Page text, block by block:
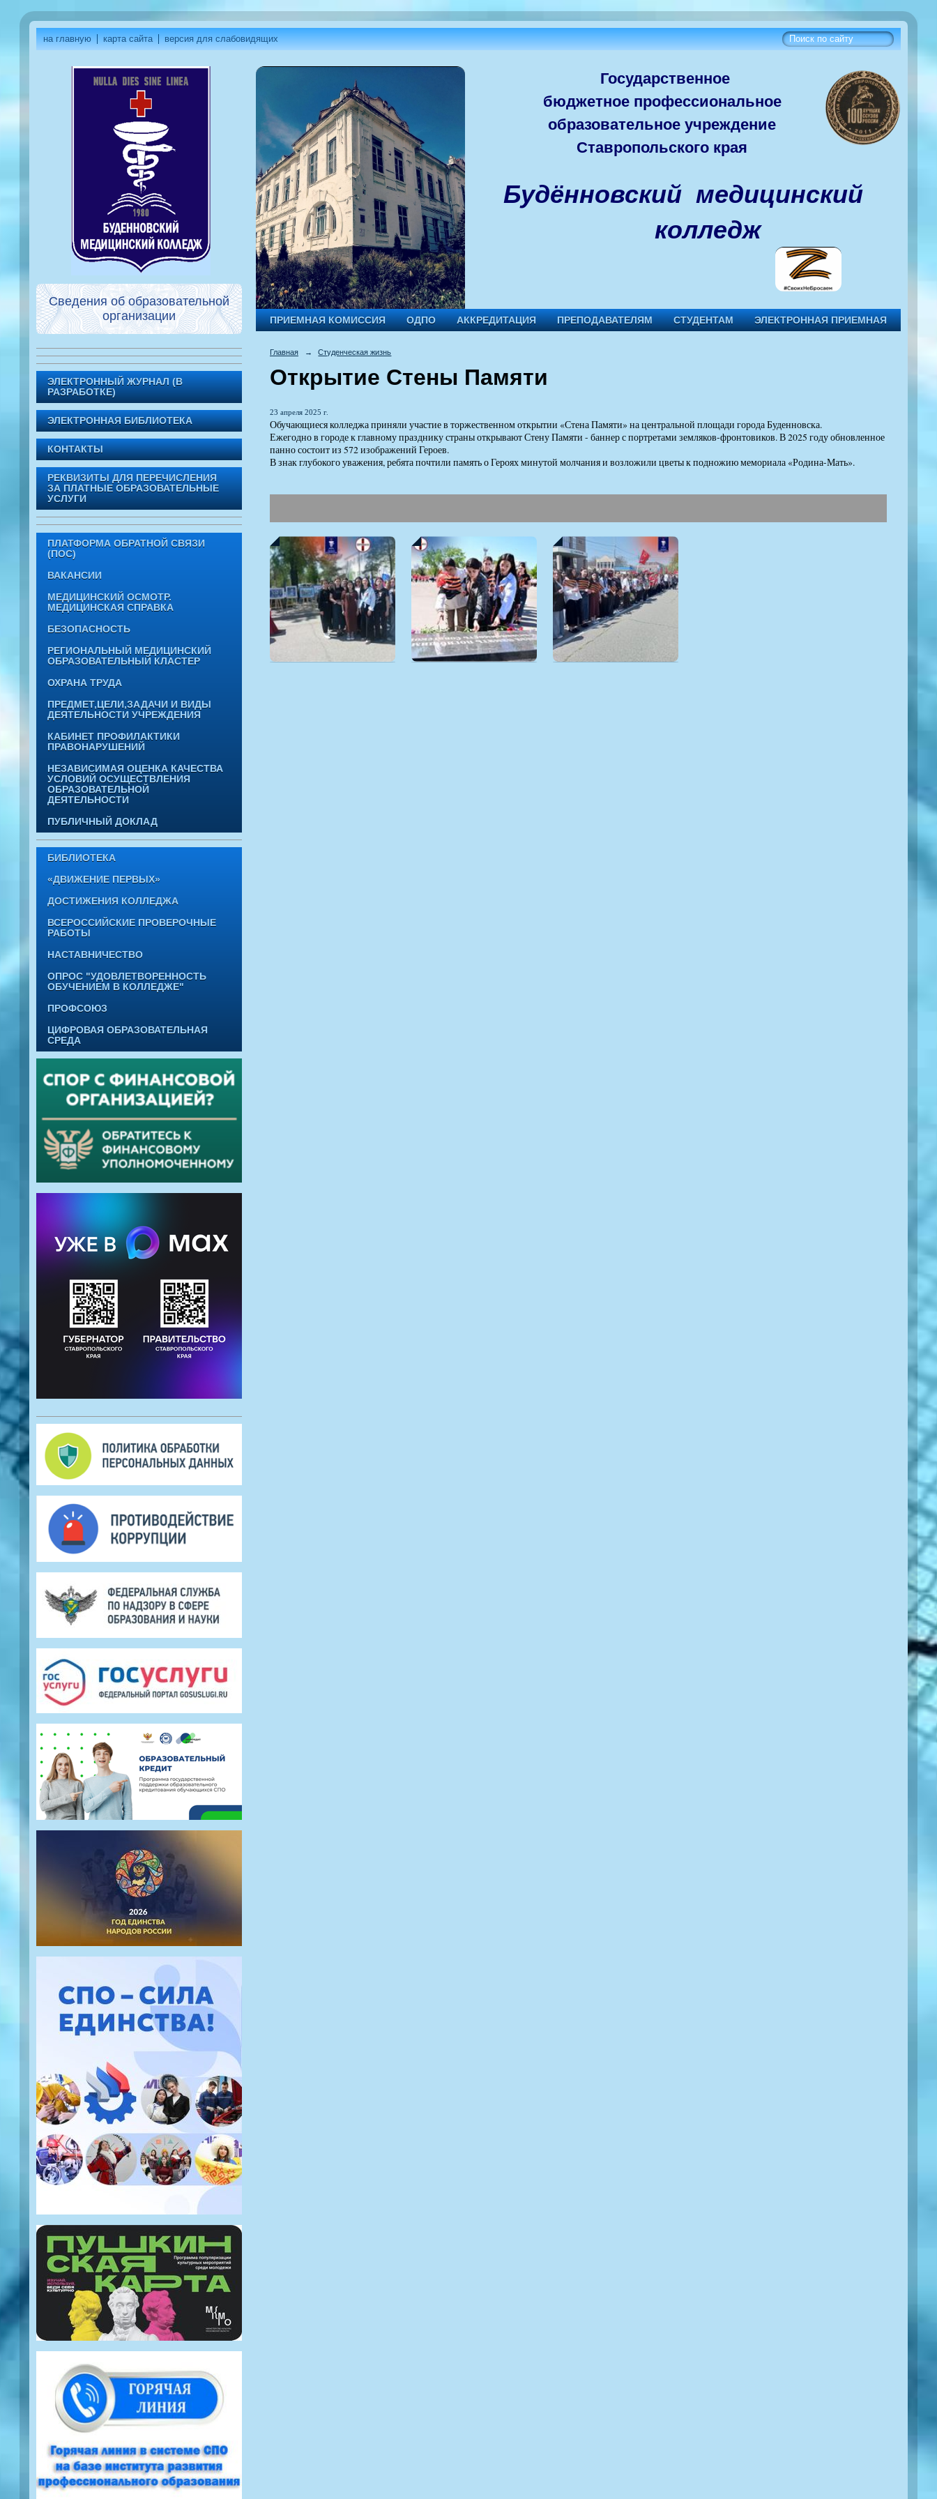
на главную карта сайта версия для слабовидящих
Сведения об образовательной
организации
ЭЛЕКТРОННЫЙ ЖУРНАЛ (В
РАЗРАБОТКЕ)
ЭЛЕКТРОННАЯ БИБЛИОТЕКА
КОНТАКТЫ
РЕКВИЗИТЫ ДЛЯ ПЕРЕЧИСЛЕНИЯ
ЗА ПЛАТНЫЕ ОБРАЗОВАТЕЛЬНЫЕ
УСЛУГИ
ПЛАТФОРМА ОБРАТНОЙ СВЯЗИ
(ПОС)
ВАКАНСИИ
МЕДИЦИНСКИЙ ОСМОТР.
МЕДИЦИНСКАЯ СПРАВКА
БЕЗОПАСНОСТЬ
РЕГИОНАЛЬНЫЙ МЕДИЦИНСКИЙ
ОБРАЗОВАТЕЛЬНЫЙ КЛАСТЕР
ОХРАНА ТРУДА
ПРЕДМЕТ,ЦЕЛИ,ЗАДАЧИ И ВИДЫ
ДЕЯТЕЛЬНОСТИ УЧРЕЖДЕНИЯ
КАБИНЕТ ПРОФИЛАКТИКИ
ПРАВОНАРУШЕНИЙ
НЕЗАВИСИМАЯ ОЦЕНКА КАЧЕСТВА
УСЛОВИЙ ОСУЩЕСТВЛЕНИЯ
ОБРАЗОВАТЕЛЬНОЙ
ДЕЯТЕЛЬНОСТИ
ПУБЛИЧНЫЙ ДОКЛАД
БИБЛИОТЕКА
«ДВИЖЕНИЕ ПЕРВЫХ»
ДОСТИЖЕНИЯ КОЛЛЕДЖА
ВСЕРОССИЙСКИЕ ПРОВЕРОЧНЫЕ
РАБОТЫ
НАСТАВНИЧЕСТВО
ОПРОС "УДОВЛЕТВОРЕННОСТЬ
ОБУЧЕНИЕМ В КОЛЛЕДЖЕ"
ПРОФСОЮЗ
ЦИФРОВАЯ ОБРАЗОВАТЕЛЬНАЯ
СРЕДА
Государственное
бюджетноепрофессиональное
образовательное учреждение
Ставропольского края
Будённовский медицинский
колледж
ПРИЕМНАЯ КОМИССИЯ ОДПО АККРЕДИТАЦИЯ ПРЕПОДАВАТЕЛЯМ СТУДЕНТАМ ЭЛЕКТРОННАЯ ПРИЕМНАЯ
Главная → Студенческая жизнь
Открытие Стены Памяти
23 апреля 2025 г.
Обучающиеся колледжа приняли участие в торжественном открытии «Стена Памяти» на центральной площади города Буденновска.
Ежегодно в городе к главному празднику страны открывают Стену Памяти - баннер с портретами земляков-фронтовиков. В 2025 году обновленное
панно состоит из 572 изображений Героев.
В знак глубокого уважения, ребята почтили память о Героях минутой молчания и возложили цветы к подножию мемориала «Родина-Мать».